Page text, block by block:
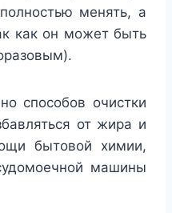
менять, а
как он может быть
способов очистки
от жира и
бытовой химии,
машины